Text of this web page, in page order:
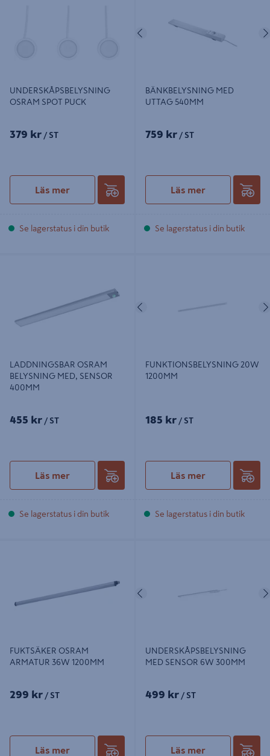
UNDERSKÅPSBELYSNING
OSRAM SPOT PUCK
379 kr / ST
Läs mer
Se lagerstatus i din butik
Föregående
BÄNKBELYSNING MED
UTTAG 540MM
759 kr / ST
Läs mer
Se lagerstatus i din butik
LADDNINGSBAR OSRAM
BELYSNING MED, SENSOR
400MM
455 kr / ST
Läs mer
Se lagerstatus i din butik
FUNKTIONSBELYSNING 20W
1200MM
185 kr / ST
Läs mer
Se lagerstatus i din butik
FUKTSÄKER OSRAM
ARMATUR 36W 1200MM
299 kr / ST
Läs mer
UNDERSKÅPSBELYSNING
MED SENSOR 6W 300MM
499 kr / ST
Läs mer